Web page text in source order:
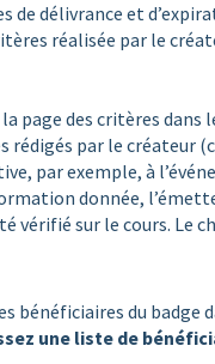
délivrance et
réalisée par le
page des critères dans
par le créateur
par exemple, à
donnée,
vérifié sur le cours. Le
bénéficiaires du badge
une liste de